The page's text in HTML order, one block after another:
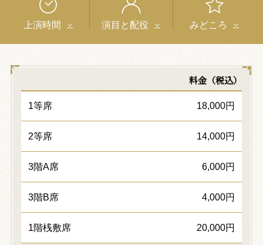
上演時間 演目と配役 みどころ
料金（税込）
1等席 18,000円
2等席 14,000円
3階A席 6,000円
3階B席 4,000円
1階桟敷席 20,000円